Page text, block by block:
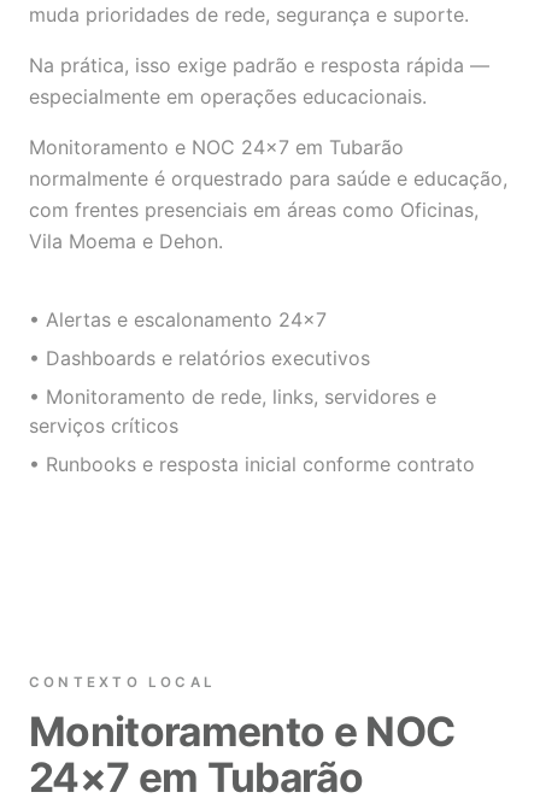
muda prioridades de rede, segurança e suporte.
Na prática, isso exige padrão e resposta rápida —
especialmente em operações educacionais.
Monitoramento e NOC 24×7 em Tubarão
normalmente é orquestrado para saúde e educação,
com frentes presenciais em áreas como Oficinas,
Vila Moema e Dehon.
• Alertas e escalonamento 24×7
• Dashboards e relatórios executivos
• Monitoramento de rede, links, servidores e
serviços críticos
• Runbooks e resposta inicial conforme contrato
CONTEXTO LOCAL
Monitoramento e NOC
24×7 em Tubarão